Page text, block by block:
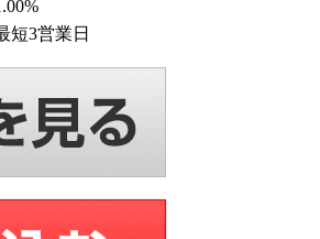
短3営業日